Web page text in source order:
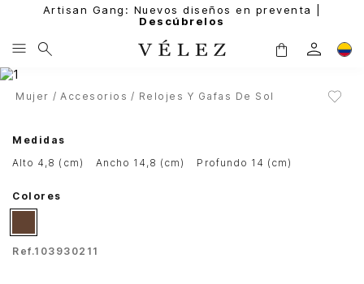
Artisan Gang: Nuevos diseños en preventa |
Descúbrelos
Mujer Accesorios Relojes Y Gafas De Sol
Medidas
alto 4,8 (cm)
ancho 14,8 (cm) profundo 14 (cm)
Colores
Ref.103930211